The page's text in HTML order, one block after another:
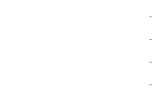
-
-
-
-